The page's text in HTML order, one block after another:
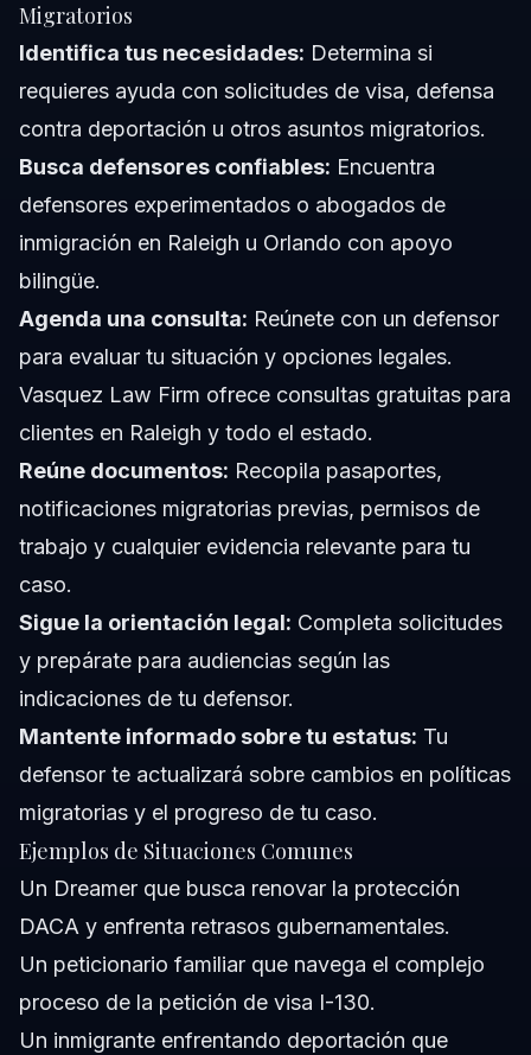
Migratorios
Identifica tus necesidades: Determina si
requieres ayuda con solicitudes de visa, defensa
contra deportación u otros asuntos migratorios.
Busca defensores confiables: Encuentra
defensores experimentados o abogados de
inmigración en Raleigh u Orlando con apoyo
bilingüe.
Agenda una consulta: Reúnete con un defensor
para evaluar tu situación y opciones legales.
Vasquez Law Firm ofrece consultas gratuitas para
clientes en Raleigh y todo el estado.
Reúne documentos: Recopila pasaportes,
notificaciones migratorias previas, permisos de
trabajo y cualquier evidencia relevante para tu
caso.
Sigue la orientación legal: Completa solicitudes
y prepárate para audiencias según las
indicaciones de tu defensor.
Mantente informado sobre tu estatus: Tu
defensor te actualizará sobre cambios en políticas
migratorias y el progreso de tu caso.
Ejemplos de Situaciones Comunes
Un Dreamer que busca renovar la protección
DACA y enfrenta retrasos gubernamentales.
Un peticionario familiar que navega el complejo
proceso de la petición de visa I-130.
Un inmigrante enfrentando deportación que